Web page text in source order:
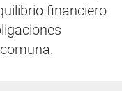
financiero